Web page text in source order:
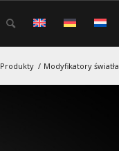
Produkty / Modyfikatory światła